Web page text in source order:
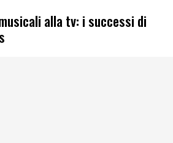
alla tv: i successi di